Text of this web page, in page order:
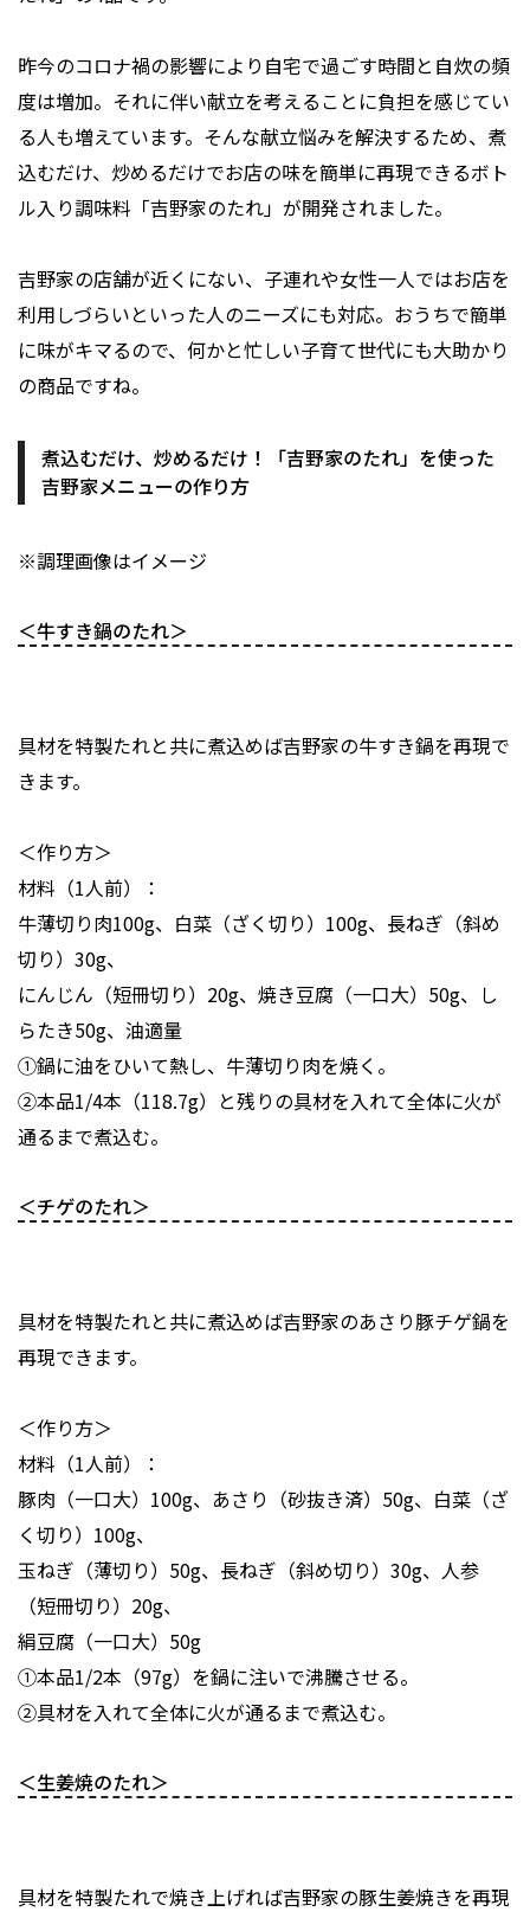
昨今のコロナ禍の影響により自宅で過ごす時間と自炊の頻
度は増加。それに伴い献立を考えることに負担を感じてい
る人も増えています。そんな献立悩みを解決するため、煮
込むだけ、炒めるだけでお店の味を簡単に再現できるボト
ル入り調味料「吉野家のたれ」が開発されました。
吉野家の店舗が近くにない、子連れや女性一人ではお店を
利用しづらいといった人のニーズにも対応。おうちで簡単
に味がキマるので、何かと忙しい子育て世代にも大助かり
の商品ですね。
煮込むだけ、炒めるだけ！「吉野家のたれ」を使った
吉野家メニューの作り方
※調理画像はイメージ
＜牛すき鍋のたれ＞
具材を特製たれと共に煮込めば吉野家の牛すき鍋を再現で
きます。
＜作り方＞
材料（1人前）：
牛薄切り肉100g、白菜（ざく切り）100g、長ねぎ（斜め
切り）30g、
にんじん（短冊切り）20g、焼き豆腐（一口大）50g、し
らたき50g、油適量
①鍋に油をひいて熱し、牛薄切り肉を焼く。
②本品1/4本（118.7g）と残りの具材を入れて全体に火が
通るまで煮込む。
＜チゲのたれ＞
具材を特製たれと共に煮込めば吉野家のあさり豚チゲ鍋を
再現できます。
＜作り方＞
材料（1人前）：
豚肉（一口大）100g、あさり（砂抜き済）50g、白菜（ざ
く切り）100g、
玉ねぎ（薄切り）50g、長ねぎ（斜め切り）30g、人参
（短冊切り）20g、
絹豆腐（一口大）50g
①本品1/2本（97g）を鍋に注いで沸騰させる。
②具材を入れて全体に火が通るまで煮込む。
＜生姜焼のたれ＞
具材を特製たれで焼き上げれば吉野家の豚生姜焼きを再現